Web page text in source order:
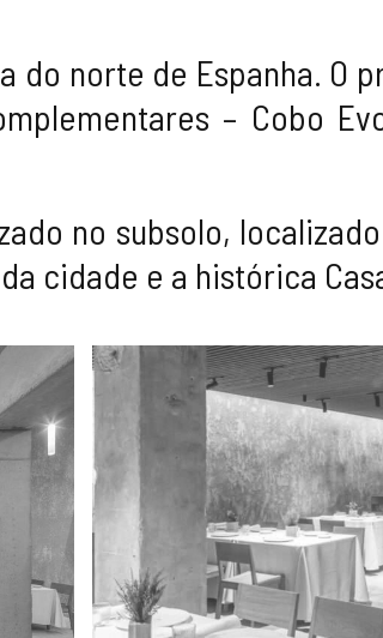
do norte de Espanha. O
– Cobo
no subsolo,
cidade e a histórica